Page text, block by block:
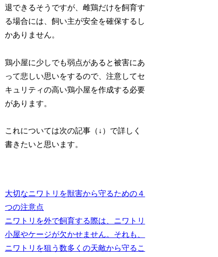
退できるそうですが、雌鶏だけを飼育す
る場合には、飼い主が安全を確保するし
かありません。
鶏小屋に少しでも弱点があると被害にあ
って悲しい思いをするので、注意してセ
キュリティの高い鶏小屋を作成する必要
があります。
これについては次の記事（↓）で詳しく
書きたいと思います。
大切なニワトリを獣害から守るための４
つの注意点
ニワトリを外で飼育する際は、ニワトリ
小屋やケージが欠かせません。それも、
ニワトリを狙う数多くの天敵から守るこ